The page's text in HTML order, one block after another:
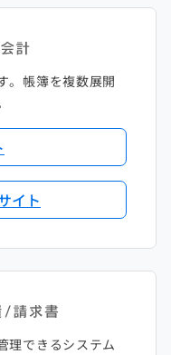
。帳簿を複数展開
イト
理できるシステム